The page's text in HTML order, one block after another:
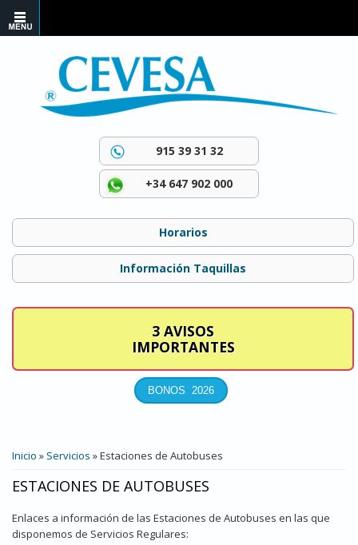
915 39 31 32
+34 647 902 000
Horarios
Información Taquillas
3 AVISOS
IMPORTANTES
USTED ESTÁ AQUÍ
Inicio » Servicios » Estaciones de Autobuses
ESTACIONES DE AUTOBUSES
Enlaces a información de las Estaciones de Autobuses en las que
disponemos de Servicios Regulares: